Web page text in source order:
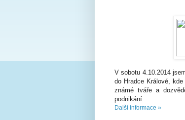
V sobotu 4.10.2014
do Hradce Králové, kde
známé tváře a
podnikání.
Další informace »